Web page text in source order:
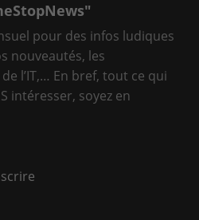
pour des infos ludiques
nouveautés, les
l’IT,… En bref, tout ce qui
intéresser, soyez en